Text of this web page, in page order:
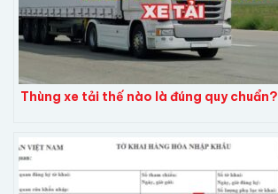
Thùng xe tải thế nào là đúng quy chuẩn?